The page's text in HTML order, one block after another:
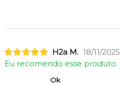
H2a M. 18/11/2025
Eu recomendo esse produto.
Ok